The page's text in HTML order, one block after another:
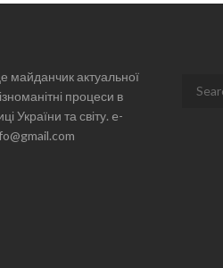
актуальної
процеси в
України та світу. e-
Search